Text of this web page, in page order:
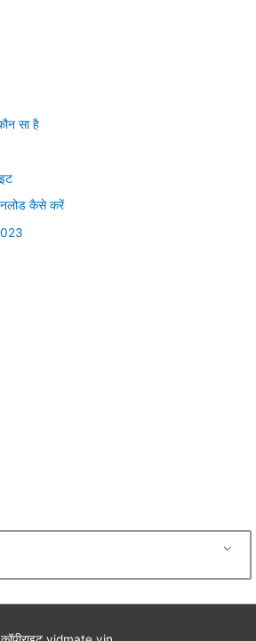
सा है
कैसे करें